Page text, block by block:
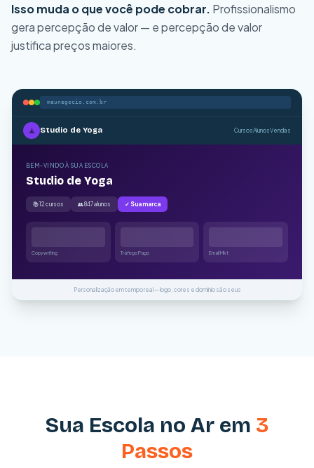
Isso muda o que você pode cobrar. Profissionalismo
gera percepção de valor — e percepção de valor
justifica preços maiores.
meunegocio.com.br
💰 Finanças Pessoais CursosAlunosVendas
BEM-VINDO À SUA ESCOLA
Finanças Pessoais
📚 12 cursos 👥 847 alunos ✓ Sua marca
Copywriting Tráfego Pago Email Mkt
Personalização em tempo real — logo, cores e domínio são seus
Sua Escola no Ar em 3
Passos